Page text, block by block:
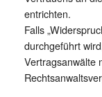
entrichten.
Falls
durchgeführt
Vertragsanwälte